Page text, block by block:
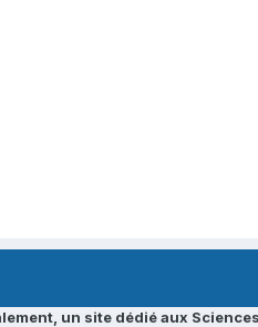
un site dédié aux